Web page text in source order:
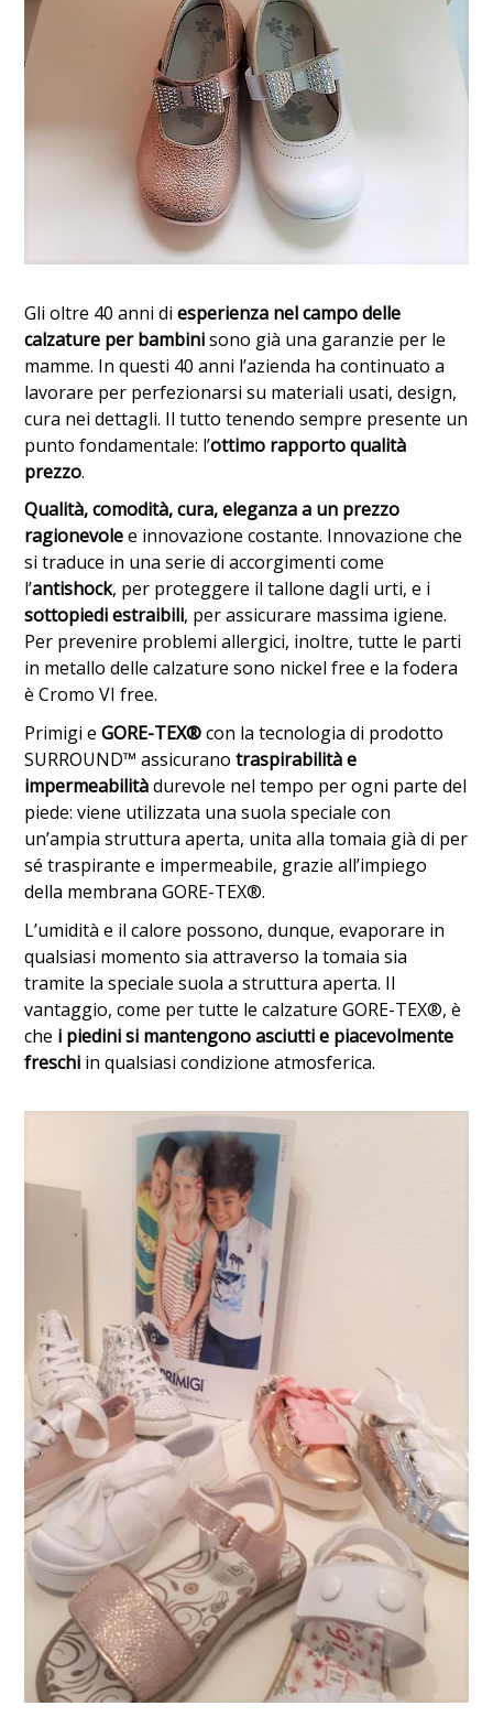
Gli oltre 40 anni diesperienza nel campo delle
calzature per bambinisono già una garanzie per le
mamme. In questi 40 anni l’azienda ha continuato a
lavorare per perfezionarsi su materiali usati, design,
cura nei dettagli. Il tutto tenendo sempre presente un
punto fondamentale: l’ottimo rapporto qualità
prezzo.
Qualità, comodità, cura, eleganza a un prezzo
ragionevolee innovazione costante. Innovazione che
si traduce in una serie di accorgimenti come
l’antishock, per proteggere il tallone dagli urti, e i
sottopiedi estraibili, per assicurare massima igiene.
Per prevenire problemi allergici, inoltre, tutte le parti
in metallo delle calzature sono nickel free e la fodera
è Cromo VI free.
Primigi eGORE-TEX®con la tecnologia di prodotto
SURROUND™ assicuranotraspirabilità e
impermeabilitàdurevole nel tempo per ogni parte del
piede: viene utilizzata una suola speciale con
un’ampia struttura aperta, unita alla tomaia già di per
sé traspirante e impermeabile, grazie all’impiego
della membrana GORE-TEX®.
L’umidità e il calore possono, dunque, evaporare in
qualsiasi momento sia attraverso la tomaia sia
tramite la speciale suola a struttura aperta. Il
vantaggio, come per tutte le calzature GORE-TEX®, è
che i piedini si mantengono asciutti e piacevolmente
freschi in qualsiasi condizione atmosferica.